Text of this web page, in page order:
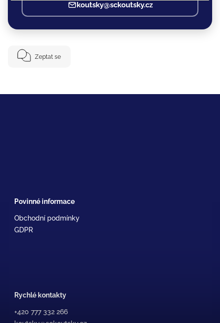
koutsky@sckoutsky.cz
Zeptat se
Povinné informace
Obchodní podmínky
GDPR
Rychlé kontakty
+420 777 332 266